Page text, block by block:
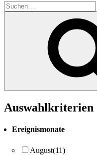
Suchen
nach:
Auswahlkriterien
Ereignismonate
August(11)